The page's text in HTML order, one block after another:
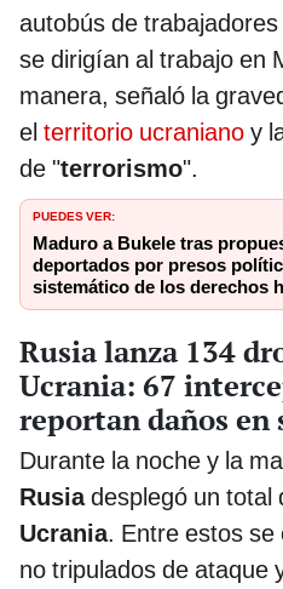
autobús de
se dirigían al trabajo en
manera, señaló la
el territorio ucraniano y
de "terrorismo".
PUEDES VER:
Maduro a Bukele tras
deportados por presos
sistemático de los derechos
Rusia lanza 134
Ucrania: 67
reportan daños en
Durante la noche y la
Rusiadesplegó un total
Ucrania. Entre estos
no tripulados de ataque